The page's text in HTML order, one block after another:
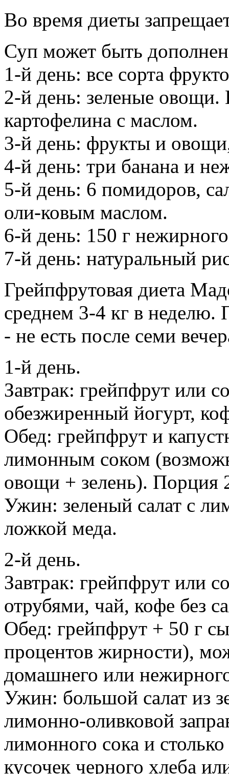
Во время диеты
Суп может быть
1-й день: все сорта
2-й день: зеленые овощи.
картофелина с маслом.
3-й день: фрукты и
4-й день: три банана и
5-й день: 6 помидоров,
оли-ковым маслом.
6-й день: 150 г
7-й день: натуральный
Грейпфрутовая диета
среднем 3-4 кг в неделю.
- не есть после семи
1-й день.
Завтрак: грейпфрут или
обезжиренный йогурт,
Обед: грейпфрут и
лимонным соком
овощи + зелень). Порция
Ужин: зеленый салат с
ложкой меда.
2-й день.
Завтрак: грейпфрут или
отрубями, чай, кофе без
Обед: грейпфрут + 50 г
процентов жирности),
домашнего или
Ужин: большой салат из
лимонно-оливковой
лимонного сока и
кусочек черного хлеба